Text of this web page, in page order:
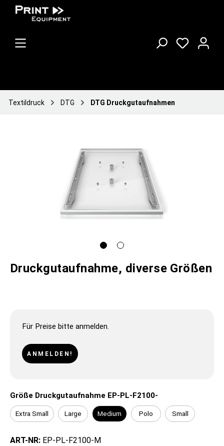
Textildruck DTG DTG Druckgutaufnahmen
Druckgutaufnahme, diverse Größen
Für Preise bitte anmelden.
ANMELDEN!
Größe Druckgutaufnahme EP-PL-F2100-
Extra Small Large Medium Polo Small
ART-NR: EP-PL-F2100-M